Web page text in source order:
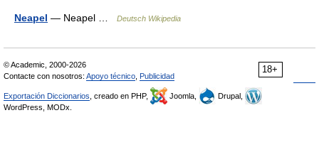
Neapel — Neapel … Deutsch Wikipedia
18+
© Academic, 2000-2026
Contacte con nosotros: Apoyo técnico Publicidad
Exportación Diccionarios , creado en PHP, Joomla,
Drupal,
WordPress, MODx.